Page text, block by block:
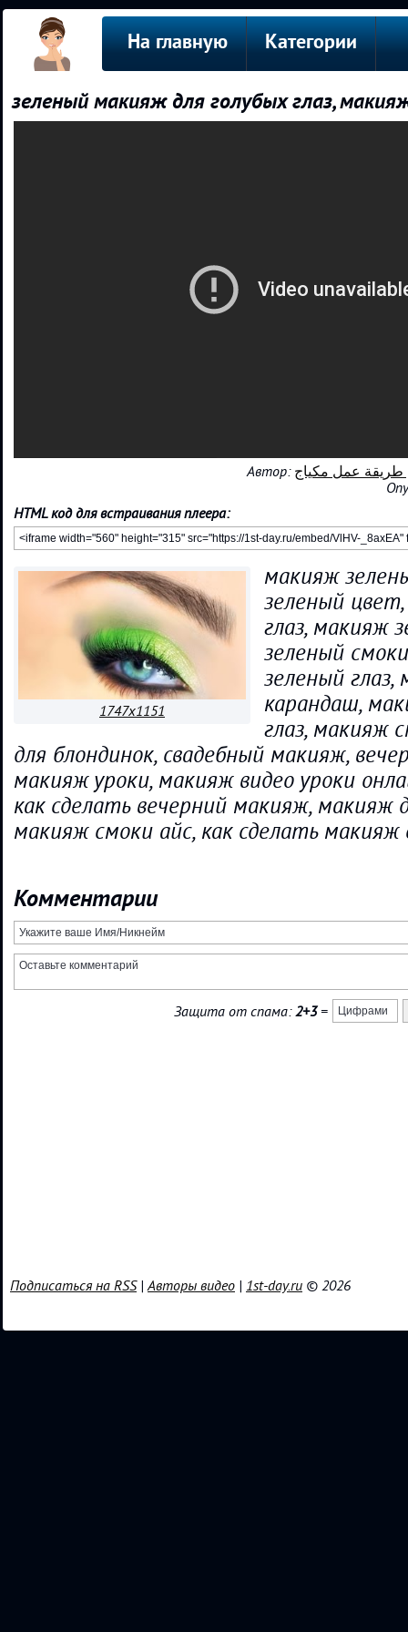
На главную Категории
зеленый макияж для голубых глаз,
Автор:
HTML код для встраивания плеера:
1747x1151
макияж
зеленый
глаз, макияж
зеленый
зеленый
карандаш,
глаз, макияж
для блондинок, свадебный макияж,
макияж уроки, макияж видео уроки
как сделать вечерний макияж, макияж
макияж смоки айс, как сделать макияж
Комментарии
Защита от спама:2+3=
Подписаться на RSS|Авторы видео | 1st-day.ru © 2026